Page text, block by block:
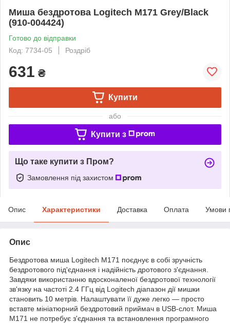
Миша бездротова Logitech M171 Grey/Black
(910-004424)
Готово до відправки
Код: 7734-05
Роздріб
631 ₴
Купити
або
Купити з
Що таке купити з Пром?
Замовлення під захистом
Опис Характеристики Доставка Оплата Умови
Опис
Бездротова миша Logitech M171 поєднує в собі зручність
бездротового під'єднання і надійність дротового з'єднання.
Завдяки використанню вдосконаленої бездротової технології
зв'язку на частоті 2.4 ГГц від Logitech діапазон дії мишки
становить 10 метрів. Налаштувати її дуже легко — просто
вставте мініатюрний бездротовий приймач в USB-слот. Миша
M171 не потребує з'єднання та встановлення програмного